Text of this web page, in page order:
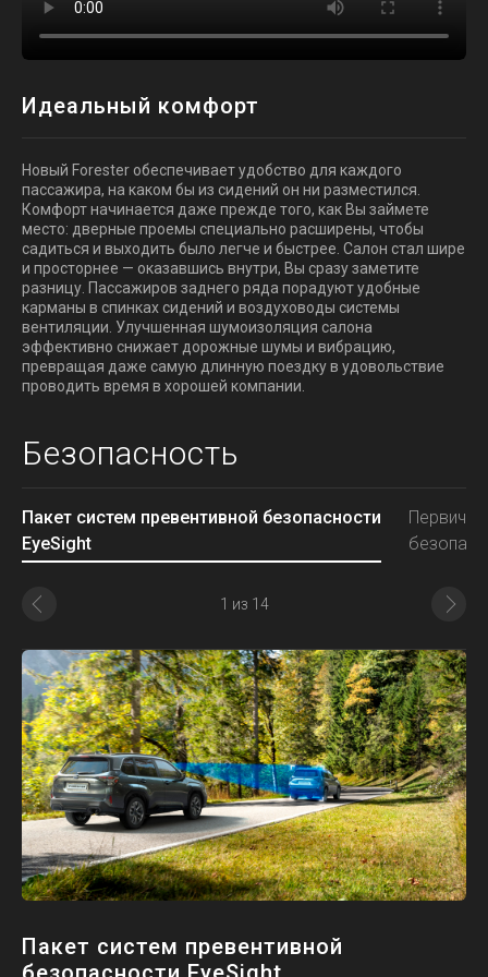
Идеальный комфорт
Новый Forester обеспечивает удобство для каждого
пассажира, на каком бы из сидений он ни разместился.
Комфорт начинается даже прежде того, как Вы займете
место: дверные проемы специально расширены, чтобы
садиться и выходить было легче и быстрее. Салон стал шире
и просторнее — оказавшись внутри, Вы сразу заметите
разницу. Пассажиров заднего ряда порадуют удобные
карманы в спинках сидений и воздуховоды системы
вентиляции. Улучшенная шумоизоляция салона
эффективно снижает дорожные шумы и вибрацию,
превращая даже самую длинную поездку в удовольствие
проводить время в хорошей компании.
Новый Forester оснащается большим 11,6-дюймовым
центральным дисплеем*1для быстрого и легкого доступа к
развлечениям и элементам управления.
Наслаждайтесь плавностью хода и возможностями, которые
дарит технология беспроводного подключения смартфона к
автомобилю *1*2, в каждой поездке.
*1Опция.
Премиальная аудиосистема с динамиками Harman/Kardon
Опция.
Особое внимание в новом Forester уделяется обзорности в
реальных дорожных ситуациях. Хорошая обзорность
помогает своевременно обнаруживать препятствия и
гарантирует спокойствие в каждой поездке.
Subaru Forester – автомобиль для любого времени года.
Когда снаружи становится холодно – в нём всегда тепло,
потому что комфортный подогрев сидений с регулировкой
предусмотрен для передних и задних сидений. И, конечно,
для комфорта водителя, предусмотрен подогрев руля.
Расширенное багажное пространство, лёгкая в
использовании задняя дверь с электроприводом и
функцией автоматического запирания, освещение
грузового отсека — лишь немногие из вещей, которые
делают новый Forester по-настоящему универсальным и
комфортабельным. Forester готов поддержать даже самый
активный образ жизни своего хозяина, помогая делать то,
Ваши электронные устройства будут всегда полностью
заряженными и готовыми к использованию.
Безопасность
Пакет систем превентивной безопасности
EyeSight
Предыдущий 1 из 14
Пакет систем превентивной